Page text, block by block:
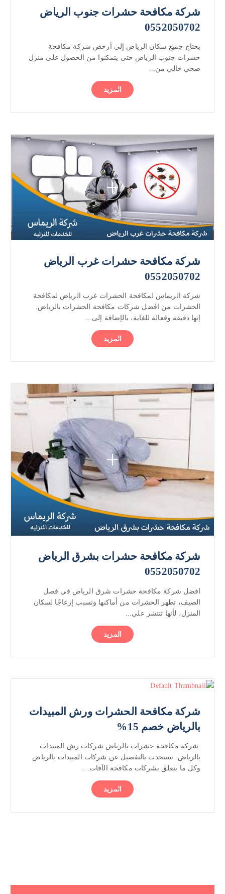
شركة مكافحة حشرات جنوب الرياض
0552050702
يحتاج جميع سكان الرياض إلى أرخص شركة مكافحة
حشرات جنوب الرياض حتى يتمكنوا من الحصول على منزل
صحي خالي من...
المزيد
شركة مكافحة حشرات غرب الرياض
0552050702
شركة الريماس لمكافحة الحشرات غرب الرياض لمكافحة
الحشرات من افضل شركات مكافحة الحشرات بالرياض.
إنها دقيقة وفعالة للغاية، بالإضافة إلى...
المزيد
شركة مكافحة حشرات بشرق الرياض
0552050702
افضل شركة مكافحة حشرات شرق الرياض في فصل
الصيف، تظهر الحشرات من أماكنها وتسبب إزعاجًا لسكان
المنزل، لأنها تنتشر على...
المزيد
شركة مكافحة الحشرات ورش المبيدات
بالرياض خصم 15%
شركة مكافحة حشرات بالرياض شركات رش المبيدات
بالرياض: سنتحدث بالتفصيل عن شركات المبيدات بالرياض
وكل ما يتعلق بشركات مكافحة الآفات...
المزيد